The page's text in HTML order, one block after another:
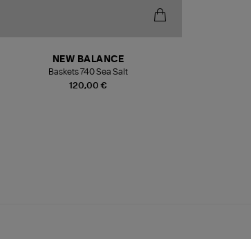
120,00 €
NEW BALANCE
Baskets 740 Sea Salt